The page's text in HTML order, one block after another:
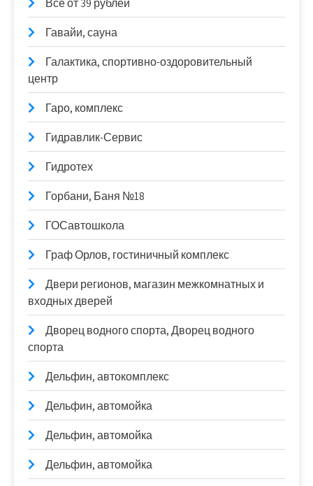
Все от 39 рублей
Гавайи, сауна
Галактика, спортивно-оздоровительный
центр
Гаро, комплекс
Гидравлик-Сервис
Гидротех
Горбани, Баня №18
ГОСавтошкола
Граф Орлов, гостиничный комплекс
Двери регионов, магазин межкомнатных и
входных дверей
Дворец водного спорта, Дворец водного
спорта
Дельфин, автокомплекс
Дельфин, автомойка
Дельфин, автомойка
Дельфин, автомойка